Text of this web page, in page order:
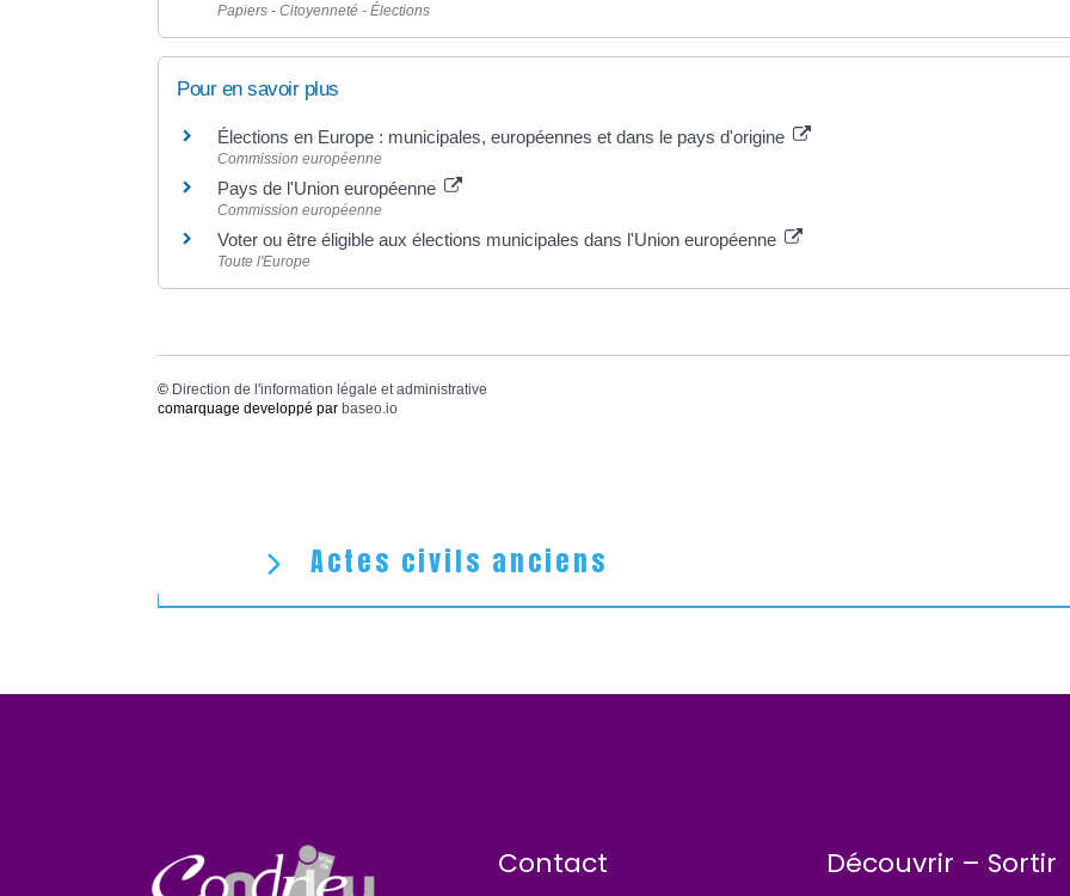
Papiers - Citoyenneté - Élections
Pour en savoir plus
Élections en Europe : municipales, européennes et dans le pays d'origine
Commission européenne
Pays de l'Union européenne
Commission européenne
Voter ou être éligible aux élections municipales dans l'Union européenne
Toute l'Europe
© Direction de l'information légale et administrative
comarquage developpé par baseo.io
Actes civils anciens
Contact Découvrir – Sortir